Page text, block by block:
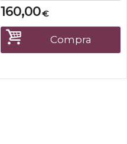
custodia è resistente e ben
strutturata.Ottimo il rapporto
qualità/prezzo. CUSTODIA
RIGIDA ROLL SISTEM PER
NOVATION
SummitDimensi...
€
160,00
Compra